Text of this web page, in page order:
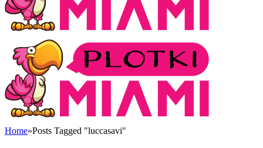
Home»Posts Tagged "luccasavi"